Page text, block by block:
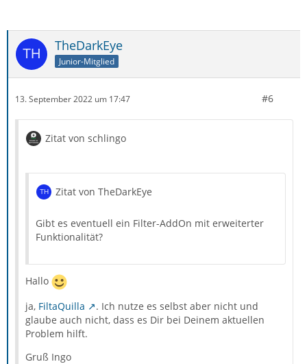
TheDarkEye
Junior-Mitglied
13. September 2022 um 17:47 #6
Zitat von schlingo
Zitat von TheDarkEye
Gibt es eventuell ein Filter-AddOn mit erweiterter
Funktionalität?
Hallo
ja, FiltaQuilla
. Ich nutze es selbst aber nicht und
glaube auch nicht, dass es Dir bei Deinem aktuellen
Problem hilft.
Gruß Ingo